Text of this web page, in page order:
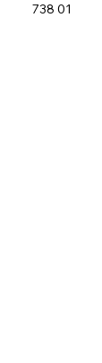
738 01